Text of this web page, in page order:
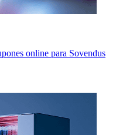
online para Sovendus